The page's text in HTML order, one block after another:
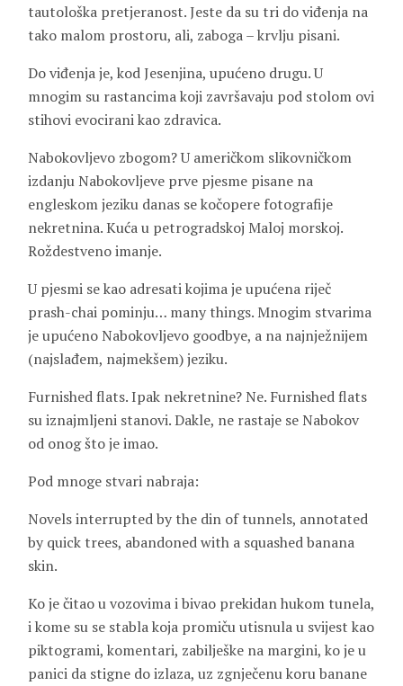
tautološka pretjeranost. Jeste da su tri do viđenja na
tako malom prostoru, ali, zaboga – krvlju pisani.
Do viđenja je, kod Jesenjina, upućeno drugu. U
mnogim su rastancima koji završavaju pod stolom ovi
stihovi evocirani kao zdravica.
Nabokovljevo zbogom? U američkom slikovničkom
izdanju Nabokovljeve prve pjesme pisane na
engleskom jeziku danas se kočopere fotografije
nekretnina. Kuća u petrogradskoj Maloj morskoj.
Roždestveno imanje.
U pjesmi se kao adresati kojima je upućena riječ
prash-chai pominju… many things. Mnogim stvarima
je upućeno Nabokovljevo goodbye, a na najnježnijem
(najslađem, najmekšem) jeziku.
Furnished flats. Ipak nekretnine? Ne. Furnished flats
su iznajmljeni stanovi. Dakle, ne rastaje se Nabokov
od onog što je imao.
Pod mnoge stvari nabraja:
Novels interrupted by the din of tunnels, annotated
by quick trees, abandoned with a squashed banana
skin.
Ko je čitao u vozovima i bivao prekidan hukom tunela,
i kome su se stabla koja promiču utisnula u svijest kao
piktogrami, komentari, zabilješke na margini, ko je u
panici da stigne do izlaza, uz zgnječenu koru banane